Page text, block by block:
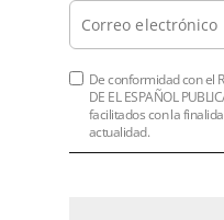
De conformidad con el
DE EL ESPAÑOL
facilitados con la
actualidad.